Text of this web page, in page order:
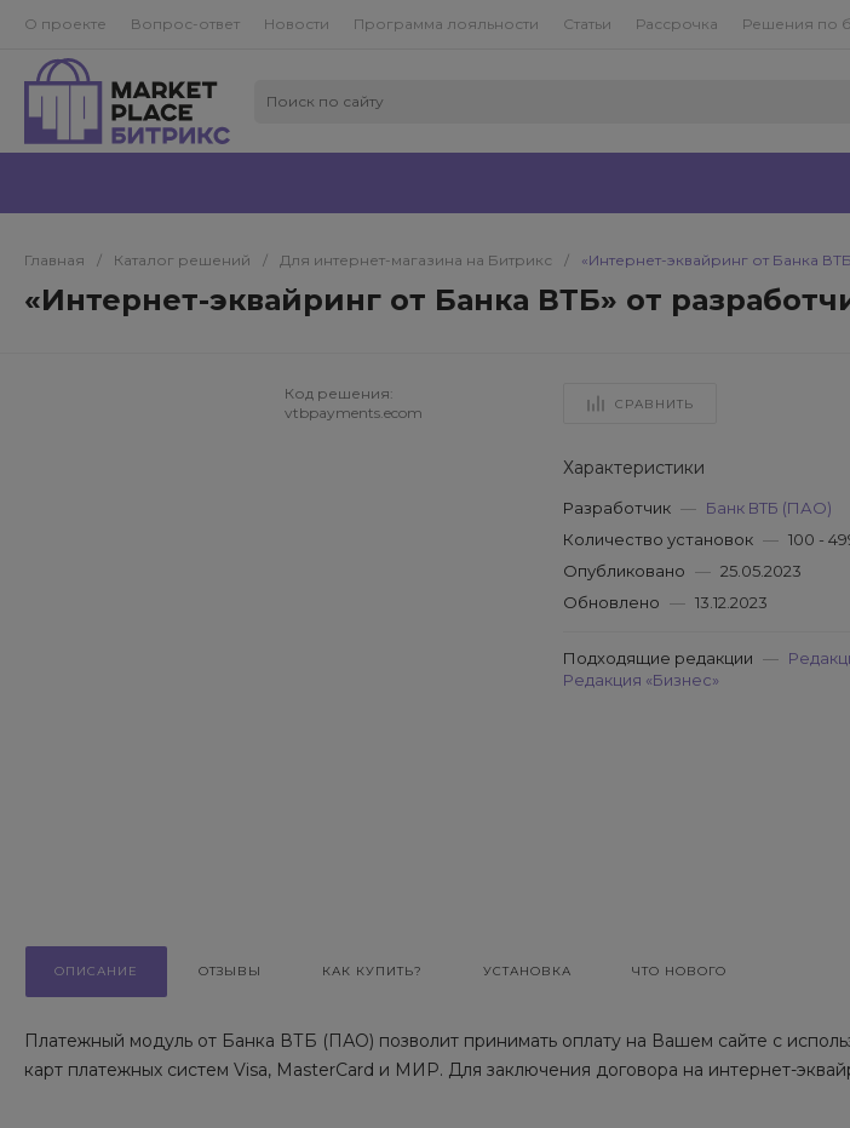
О проекте Вопрос-ответ Новости Программа лояльности Статьи Рассрочка Решения по
Главная / Каталог решений / Для интернет-магазина на Битрикс / «Интернет-эквайринг от Банка
«Интернет-эквайринг от Банка ВТБ» от
Код решения:
vtbpayments.ecom
СРАВНИТЬ
Характеристики
Разработчик — Банк ВТБ (ПАО)
Количество установок — 100 -
Опубликовано — 25.05.2023
Обновлено — 13.12.2023
Подходящие редакции —
Редакция «Бизнес»
ОПИСАНИЕ ОТЗЫВЫ КАК КУПИТЬ? УСТАНОВКА ЧТО НОВОГО
Платежный модуль от Банка ВТБ (ПАО) позволит принимать оплату на Вашем сайте с
карт платежных систем Visa, MasterCard и МИР. Для заключения договора на интернет-